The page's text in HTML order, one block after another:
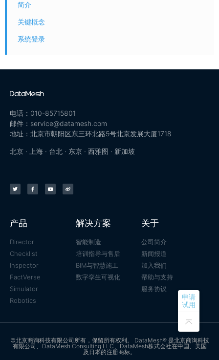
申请
试用
简介
关键概念
系统登录
电话：010-85715801
邮件：service@datamesh.com
地址：北京市朝阳区东三环北路5号北京发展大厦1718
北京 · 上海 · 台北 · 东京 · 西雅图 · 新加坡
产品
Director
Checklist
Inspector
FactVerse
Simulator
Robotics
解决方案
智能制造
培训指导与售后
BIM与智慧施工
数字孪生可视化
关于
公司简介
新闻报道
加入我们
帮助与支持
服务协议
©北京商询科技有限公司所有，保留所有权利。 DataMesh® 是北京商询科技
有限公司、DataMesh Consulting LLC、DataMesh株式会社在中国、美国
及日本的注册商标。